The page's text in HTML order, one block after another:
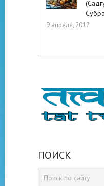
9 апреля, 2017
ПОИСК